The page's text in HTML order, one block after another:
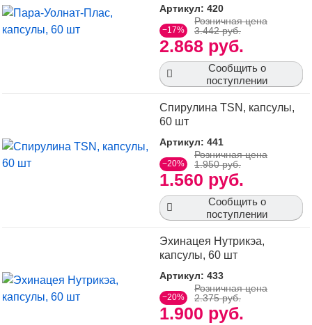
Артикул: 420
−17%
2.868 руб.
Розничная цена
3.442 руб.
Сообщить о
поступлении
Спирулина TSN, капсулы,
60 шт
Артикул: 441
−20%
1.560 руб.
Розничная цена
1.950 руб.
Сообщить о
поступлении
Эхинацея Нутрикэа,
капсулы, 60 шт
Артикул: 433
−20%
1.900 руб.
Розничная цена
2.375 руб.